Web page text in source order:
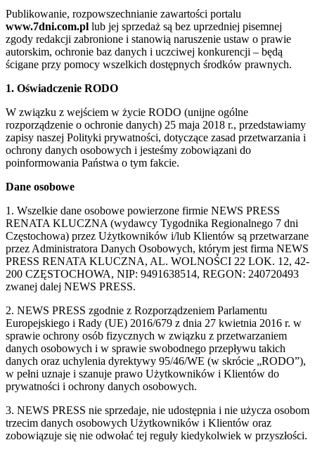
Publikowanie, rozpowszechnianie zawartości portalu
www.7dni.com.pl lub jej sprzedaż są bez uprzedniej pisemnej
zgody redakcji zabronione i stanowią naruszenie ustaw o prawie
autorskim, ochronie baz danych i uczciwej konkurencji – będą
ścigane przy pomocy wszelkich dostępnych środków prawnych.
1. Oświadczenie RODO
W związku z wejściem w życie RODO (unijne ogólne
rozporządzenie o ochronie danych) 25 maja 2018 r., przedstawiamy
zapisy naszej Polityki prywatności, dotyczące zasad przetwarzania i
ochrony danych osobowych i jesteśmy zobowiązani do
poinformowania Państwa o tym fakcie.
Dane osobowe
1. Wszelkie dane osobowe powierzone firmie NEWS PRESS
RENATA KLUCZNA (wydawcy Tygodnika Regionalnego 7 dni
Częstochowa) przez Użytkowników i/lub Klientów są przetwarzane
przez Administratora Danych Osobowych, którym jest firma NEWS
PRESS RENATA KLUCZNA, AL. WOLNOŚCI 22 LOK. 12, 42-
200 CZĘSTOCHOWA, NIP: 9491638514, REGON: 240720493
zwanej dalej NEWS PRESS.
2. NEWS PRESS zgodnie z Rozporządzeniem Parlamentu
Europejskiego i Rady (UE) 2016/679 z dnia 27 kwietnia 2016 r. w
sprawie ochrony osób fizycznych w związku z przetwarzaniem
danych osobowych i w sprawie swobodnego przepływu takich
danych oraz uchylenia dyrektywy 95/46/WE (w skrócie „RODO”),
w pełni uznaje i szanuje prawo Użytkowników i Klientów do
prywatności i ochrony danych osobowych.
3. NEWS PRESS nie sprzedaje, nie udostępnia i nie użycza osobom
trzecim danych osobowych Użytkowników i Klientów oraz
zobowiązuje się nie odwołać tej reguły kiedykolwiek w przyszłości.